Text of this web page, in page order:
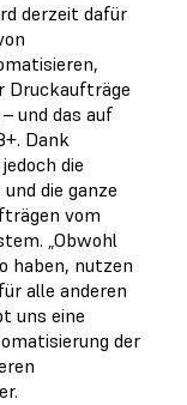
derzeit dafür
Druckaufträge
und das auf
Dank
die
die ganze
vom
„Obwohl
haben, nutzen
alle anderen
uns eine
der